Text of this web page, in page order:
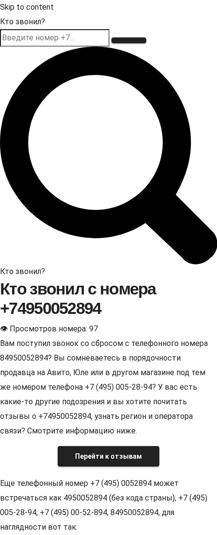
Skip to content
Кто звонил?
Кто звонил?
Кто звонил с номера
+74950052894
👁 Просмотров номера: 97
Вам поступил звонок со сбросом с телефонного номера
84950052894? Вы сомневаетесь в порядочности
продавца на Авито, Юле или в другом магазине под тем
же номером телефона +7 (495) 005-28-94? У вас есть
какие-то другие подозрения и вы хотите почитать
отзывы о +74950052894, узнать регион и оператора
связи? Смотрите информацию ниже.
Перейти к отзывам
Еще телефонный номер +7 (495) 0052894 может
встречаться как 4950052894 (без кода страны), +7 (495)
005-28-94, +7 (495) 00-52-894, 84950052894, для
наглядности вот так: